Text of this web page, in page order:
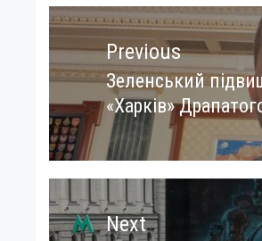
Навигация
по
записямPrevious
Previous
post:
Зеленський
«Харків»
Next